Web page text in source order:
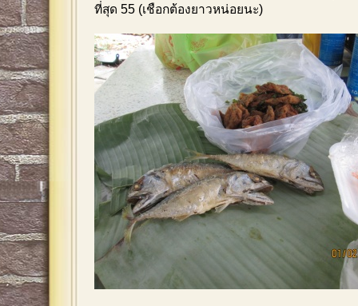
ที่สุด 55 (เชือกต้องยาวหน่อยนะ)